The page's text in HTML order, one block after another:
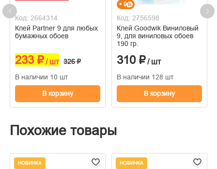
Код: 2664314
Клей Partner 9 для любых
бумажных обоев
233 ₽/ шт 326 ₽
В наличии 10 шт
В корзину
+ 9
Код: 2756598
Клей Goodwik Виниловый
9, для виниловых обоев
190 гр.
310 ₽/ шт
В наличии 128 шт
В корзину
Похожие товары
НОВИНКА НОВИНКА